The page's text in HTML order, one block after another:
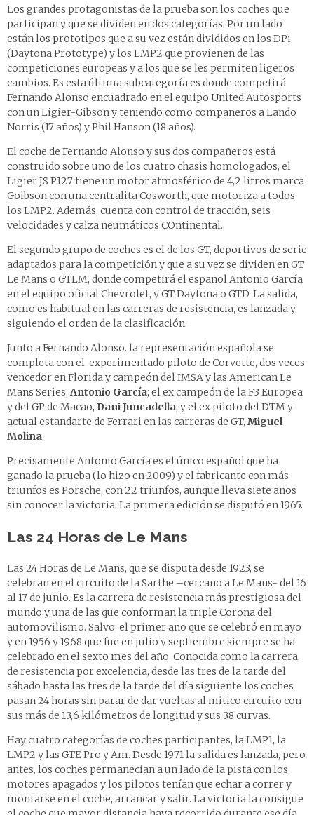
Los grandes protagonistas de la prueba son los coches que
participan y que se dividen en dos categorías. Por un lado
están los prototipos que a su vez están divididos en los DPi
(Daytona Prototype) y los LMP2 que provienen de las
competiciones europeas y a los que se les permiten ligeros
cambios. Es esta última subcategoría es donde competirá
Fernando Alonso encuadrado en el equipo United Autosports
con un Ligier-Gibson y teniendo como compañeros a Lando
Norris (17 años) y Phil Hanson (18 años).
El coche de Fernando Alonso y sus dos compañeros está
construido sobre uno de los cuatro chasis homologados, el
Ligier JS P127 tiene un motor atmosférico de 4,2 litros marca
Goibson con una centralita Cosworth, que motoriza a todos
los LMP2. Además, cuenta con control de tracción, seis
velocidades y calza neumáticos COntinental.
El segundo grupo de coches es el de los GT, deportivos de serie
adaptados para la competición y que a su vez se dividen en GT
Le Mans o GTLM, donde competirá el español Antonio García
en el equipo oficial Chevrolet, y GT Daytona o GTD. La salida,
como es habitual en las carreras de resistencia, es lanzada y
siguiendo el orden de la clasificación.
Junto a Fernando Alonso. la representación española se
completa con el experimentado piloto de Corvette, dos veces
vencedor en Florida y campeón del IMSA y las American Le
Mans Series,Antonio García; el ex campeón de la F3 Europea
y del GP de Macao, Dani Juncadella; y el ex piloto del DTM y
actual estandarte de Ferrari en las carreras de GT, Miguel
Molina.
Precisamente Antonio García es el único español que ha
ganado la prueba (lo hizo en 2009) y el fabricante con más
triunfos es Porsche, con 22 triunfos, aunque lleva siete años
sin conocer la victoria. La primera edición se disputó en 1965.
Las 24 Horas de Le Mans
Las 24 Horas de Le Mans, que se disputa desde 1923, se
celebran en el circuito de la Sarthe –cercano a Le Mans- del 16
al 17 de junio. Es la carrera de resistencia más prestigiosa del
mundo y una de las que conforman la triple Corona del
automovilismo. Salvo el primer año que se celebró en mayo
y en 1956 y 1968 que fue en julio y septiembre siempre se ha
celebrado en el sexto mes del año. Conocida como la carrera
de resistencia por excelencia, desde las tres de la tarde del
sábado hasta las tres de la tarde del día siguiente los coches
pasan 24 horas sin parar de dar vueltas al mítico circuito con
sus más de 13,6 kilómetros de longitud y sus 38 curvas.
Hay cuatro categorías de coches participantes, la LMP1, la
LMP2 y las GTE Pro y Am. Desde 1971 la salida es lanzada, pero
antes, los coches permanecían a un lado de la pista con los
motores apagados y los pilotos tenían que echar a correr y
montarse en el coche, arrancar y salir. La victoria la consigue